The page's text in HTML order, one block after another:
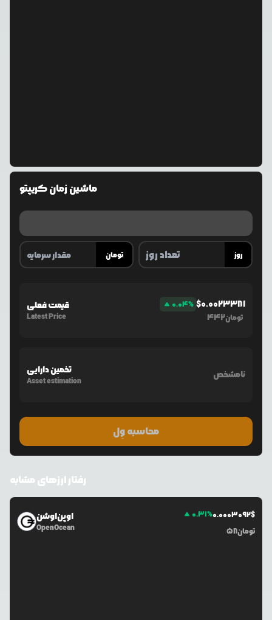
ماشین زمان کریپتو
تومان روز
قیمت فعلی
Latest Price
0.04% $0.0023381
442تومان
تخمین دارایی
Asset estimation
نامشخص
محاسبه وِل
رفتار ارزهای مشابه
اوپن‌اوشن
OpenOcean
0.31%0.0003092$
58تومان